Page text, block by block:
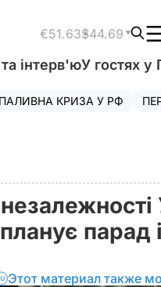
€51.63$44.69
та інтерв'юУ гостях у
ПАЛИВНА КРИЗА У РФ
парад
Этот материал также